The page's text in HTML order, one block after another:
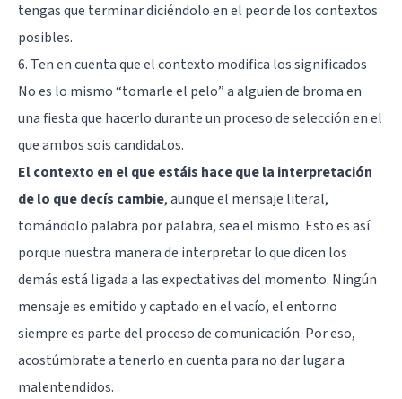
tengas que terminar diciéndolo en el peor de los contextos
posibles.
6. Ten en cuenta que el contexto modifica los significados
No es lo mismo “tomarle el pelo” a alguien de broma en
una fiesta que hacerlo durante un proceso de selección en el
que ambos sois candidatos.
El contexto en el que estáis hace que la interpretación
de lo que decís cambie, aunque el mensaje literal,
tomándolo palabra por palabra, sea el mismo. Esto es así
porque nuestra manera de interpretar lo que dicen los
demás está ligada a las expectativas del momento. Ningún
mensaje es emitido y captado en el vacío, el entorno
siempre es parte del proceso de comunicación. Por eso,
acostúmbrate a tenerlo en cuenta para no dar lugar a
malentendidos.